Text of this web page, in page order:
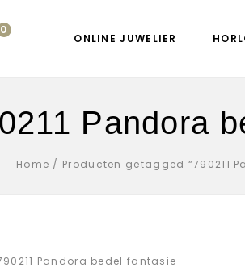
0
ONLINE JUWELIER
Pandora
Home / Producten getagged “790211
Pandora bedel fantasie